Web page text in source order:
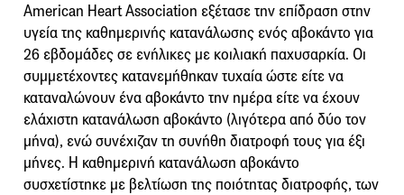
American Heart Association εξέτασε την επίδραση στην
υγεία της καθημερινής κατανάλωσης ενός αβοκάντο για
26 εβδομάδες σε ενήλικες με κοιλιακή παχυσαρκία. Οι
συμμετέχοντες κατανεμήθηκαν τυχαία ώστε είτε να
καταναλώνουν ένα αβοκάντο την ημέρα είτε να έχουν
ελάχιστη κατανάλωση αβοκάντο (λιγότερα από δύο τον
μήνα), ενώ συνέχιζαν τη συνήθη διατροφή τους για έξι
μήνες. Η καθημερινή κατανάλωση αβοκάντο
συσχετίστηκε με βελτίωση της ποιότητας διατροφής, των